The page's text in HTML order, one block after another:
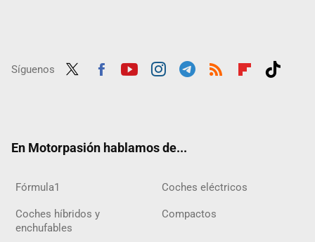
Síguenos
En Motorpasión hablamos de...
Fórmula1 Coches eléctricos
Coches híbridos y
enchufables
Compactos